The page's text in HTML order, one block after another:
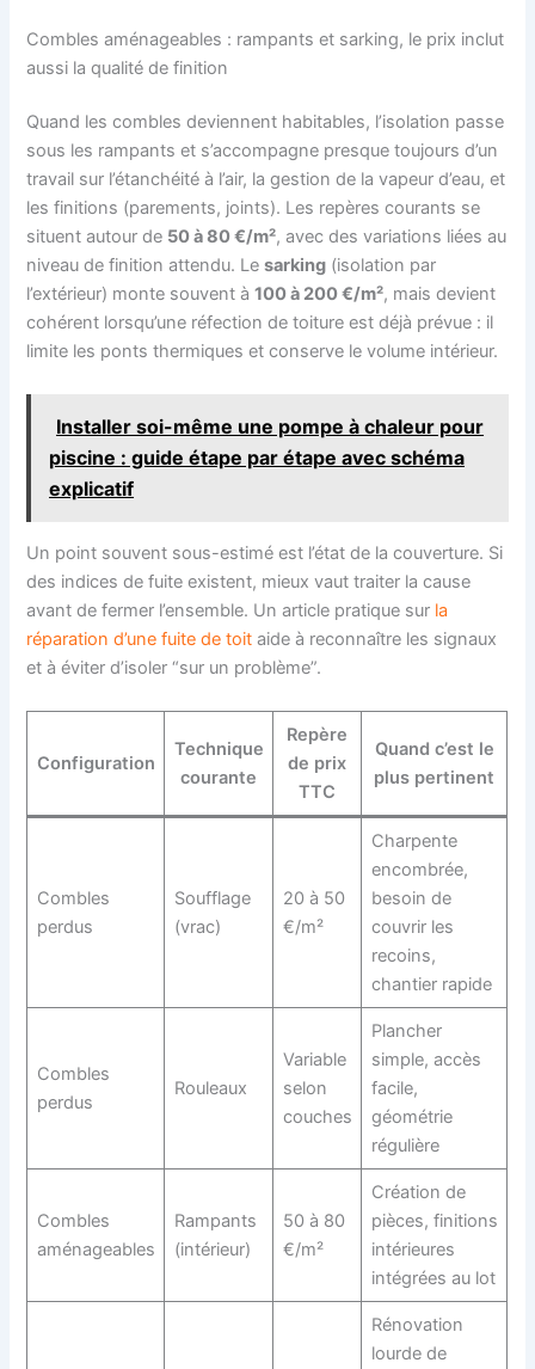
Combles aménageables : rampants et sarking, le prix inclut
aussi la qualité de finition
Quand les combles deviennent habitables, l’isolation passe
sous les rampants et s’accompagne presque toujours d’un
travail sur l’étanchéité à l’air, la gestion de la vapeur d’eau, et
les finitions (parements, joints). Les repères courants se
situent autour de 50 à 80 €/m², avec des variations liées au
niveau de finition attendu. Lesarking (isolation par
l’extérieur) monte souvent à100 à 200 €/m², mais devient
cohérent lorsqu’une réfection de toiture est déjà prévue : il
limite les ponts thermiques et conserve le volume intérieur.
Installer soi-même une pompe à chaleur pour
piscine : guide étape par étape avec schéma
explicatif
Un point souvent sous-estimé est l’état de la couverture. Si
des indices de fuite existent, mieux vaut traiter la cause
avant de fermer l’ensemble. Un article pratique sur la
réparation d’une fuite de toit aide à reconnaître les signaux
et à éviter d’isoler “sur un problème”.
Configuration
Technique
courante
Repère
de prix
TTC
Quand c’est le
plus pertinent
Combles
perdus
Soufflage
(vrac)
20 à 50
€/m²
Charpente
encombrée,
besoin de
couvrir les
recoins,
chantier rapide
Combles
perdus
Rouleaux
Variable
selon
couches
Plancher
simple, accès
facile,
géométrie
régulière
Combles
aménageables
Rampants
(intérieur)
50 à 80
€/m²
Création de
pièces, finitions
intérieures
intégrées au lot
Rénovation
lourde de